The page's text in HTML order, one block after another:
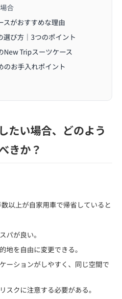
合
スがおすすめな理由
選び方｜3つのポイント
New Tripスーツケース
のお手入れポイント
たい場合、どのよう
きか？
以上が自家用車で帰省していると
パが良い。
地を自由に変更できる。
ーションがしやすく、同じ空間で
スクに注意する必要がある。